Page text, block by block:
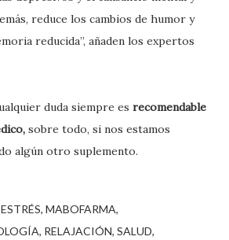
reduce los cambios de humor y
reducida”, añaden los expertos
duda siempre es recomendable
sobre todo, si nos estamos
algún otro suplemento.
ESTRÉS MABOFARMA
RELAJACIÓN SALUD